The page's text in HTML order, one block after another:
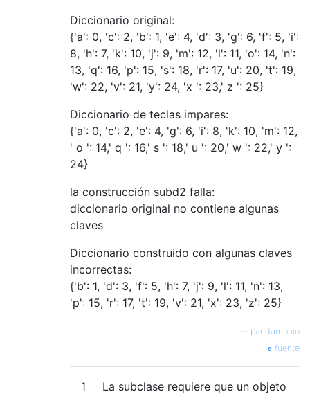
Diccionario original:
{'a': 0, 'c': 2, 'b': 1, 'e': 4, 'd': 3, 'g': 6, 'f': 5, 'i':
8, 'h': 7, 'k': 10, 'j': 9, 'm': 12, 'l': 11, 'o': 14, 'n':
13, 'q': 16, 'p': 15, 's': 18, 'r': 17, 'u': 20, 't': 19,
'w': 22, 'v': 21, 'y': 24, 'x ': 23,' z ': 25}
Diccionario de teclas impares:
{'a': 0, 'c': 2, 'e': 4, 'g': 6, 'i': 8, 'k': 10, 'm': 12,
' o ': 14,' q ': 16,' s ': 18,' u ': 20,' w ': 22,' y ':
24}
la construcción subd2 falla:
diccionario original no contiene algunas
claves
Diccionario construido con algunas claves
incorrectas:
{'b': 1, 'd': 3, 'f': 5, 'h': 7, 'j': 9, 'l': 11, 'n': 13,
'p': 15, 'r': 17, 't': 19, 'v': 21, 'x': 23, 'z': 25}
pandamonio
fuente
1
La subclase requiere que un objeto